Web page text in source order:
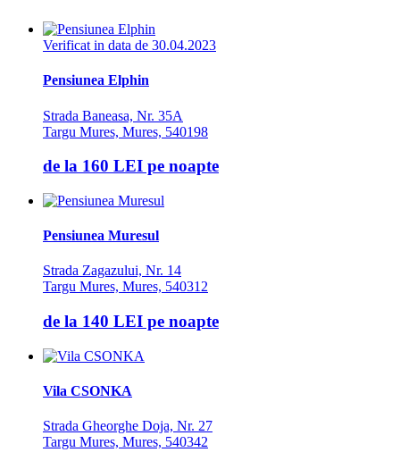
Verificat in data de 30.04.2023
Pensiunea Elphin
Strada Baneasa, Nr. 35A
Targu Mures, Mures, 540198
de la 160 LEI pe noapte
Pensiunea Muresul
Strada Zagazului, Nr. 14
Targu Mures, Mures, 540312
de la 140 LEI pe noapte
Vila CSONKA
Strada Gheorghe Doja, Nr. 27
Targu Mures, Mures, 540342